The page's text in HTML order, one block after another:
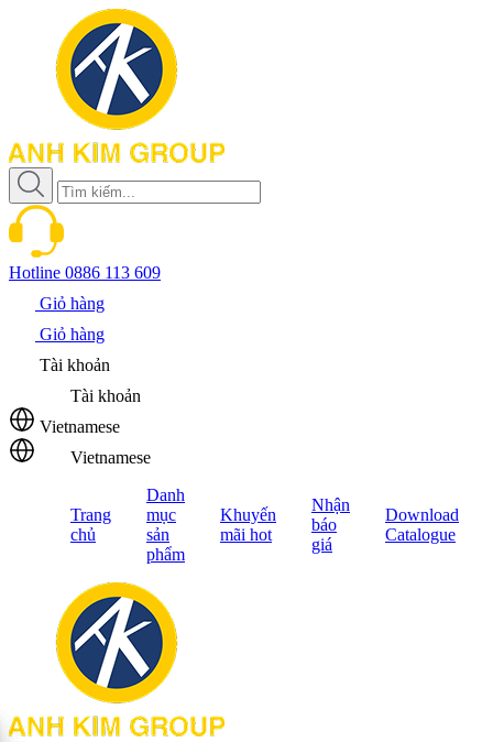
Hotline 0886 113 609
Giỏ hàng
Giỏ hàng
Tài khoản
Tài khoản
Vietnamese
Vietnamese
Trang
chủ
Danh
mục
sản
phẩm
Khuyến
mãi hot
Nhận
báo
giá
Download
Catalogue